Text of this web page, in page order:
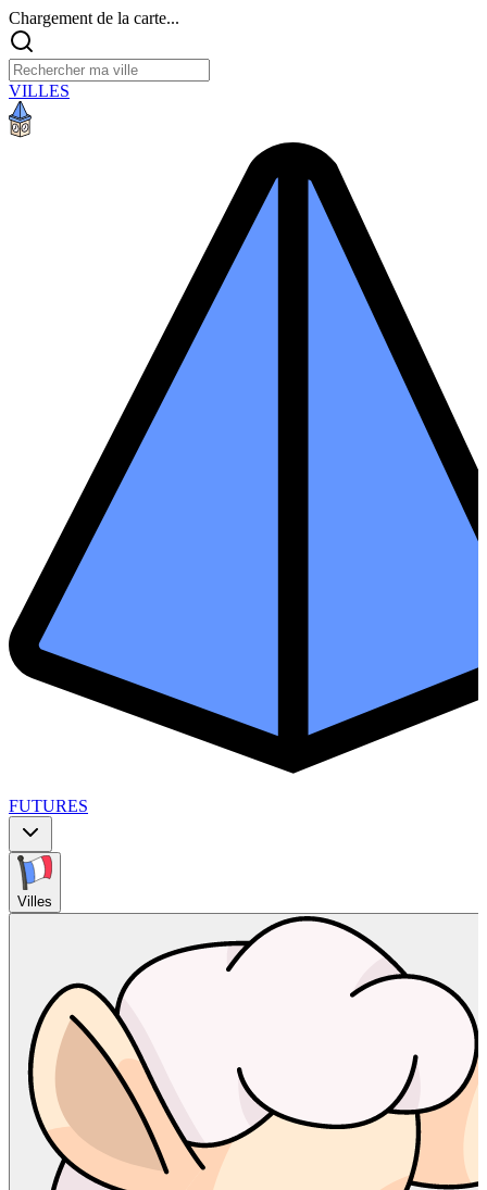
Chargement de la carte...
VILLES
FUTURES
Villes